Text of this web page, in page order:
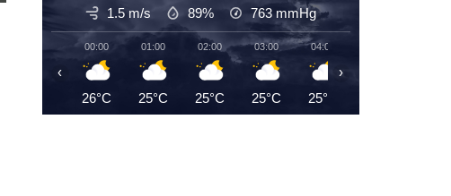
1.5 m/s 89% 763 mmHg
00:00
26°C
01:00
25°C
02:00
25°C
03:00
25°C
04:00
25°C
‹ ›